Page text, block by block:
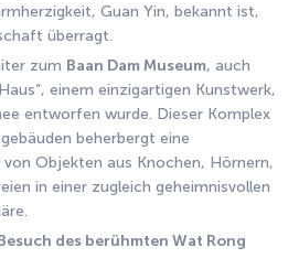
Guan Yin, bekannt ist,
überragt.
zum Baan Dam Museum, auch
einem einzigartigen Kunstwerk,
entworfen wurde. Dieser Komplex
beherbergt eine
Objekten aus Knochen, Hörnern,
in einer zugleich geheimnisvollen
des berühmten Wat Rong